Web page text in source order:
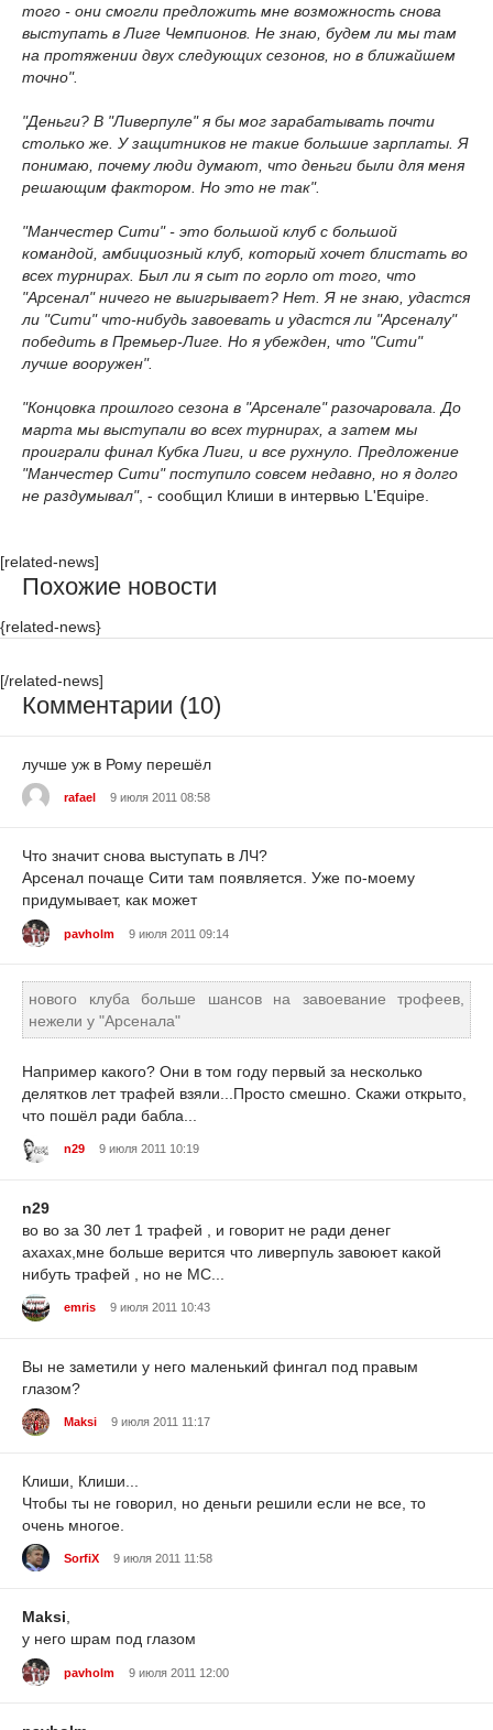
того - они смогли предложить мне возможность снова
выступать в Лиге Чемпионов. Не знаю, будем ли мы там
на протяжении двух следующих сезонов, но в ближайшем
точно".
"Деньги? В "Ливерпуле" я бы мог зарабатывать почти
столько же. У защитников не такие большие зарплаты. Я
понимаю, почему люди думают, что деньги были для меня
решающим фактором. Но это не так".
"Манчестер Сити" - это большой клуб с большой
командой, амбициозный клуб, который хочет блистать во
всех турнирах. Был ли я сыт по горло от того, что
"Арсенал" ничего не выигрывает? Нет. Я не знаю, удастся
ли "Сити" что-нибудь завоевать и удастся ли "Арсеналу"
победить в Премьер-Лиге. Но я убежден, что "Сити"
лучше вооружен".
"Концовка прошлого сезона в "Арсенале" разочаровала. До
марта мы выступали во всех турнирах, а затем мы
проиграли финал Кубка Лиги, и все рухнуло. Предложение
"Манчестер Сити" поступило совсем недавно, но я долго
не раздумывал", - сообщил Клиши в интервью L'Equipe.
[related-news]
Похожие новости
{related-news}
[/related-news]
Комментарии (10)
лучше уж в Рому перешёл
rafael 9 июля 2011 08:58
Что значит снова выступать в ЛЧ?
Арсенал почаще Сити там появляется. Уже по-моему
придумывает, как может
pavholm 9 июля 2011 09:14
нового клуба больше шансов на завоевание трофеев,
нежели у "Арсенала"
Например какого? Они в том году первый за несколько
делятков лет трафей взяли...Просто смешно. Скажи открыто,
что пошёл ради бабла...
n29 9 июля 2011 10:19
n29
во во за 30 лет 1 трафей , и говорит не ради денег
ахахах,мне больше верится что ливерпуль завоюет какой
нибуть трафей , но не МС...
emris 9 июля 2011 10:43
Вы не заметили у него маленький фингал под правым
глазом?
Maksi 9 июля 2011 11:17
Клиши, Клиши...
Чтобы ты не говорил, но деньги решили если не все, то
очень многое.
SorfiX 9 июля 2011 11:58
Maksi,
у него шрам под глазом
pavholm 9 июля 2011 12:00